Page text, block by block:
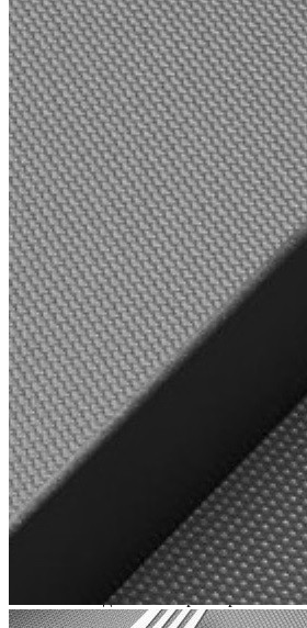
Комплектация
В комплект входит:
Противоскользящий коврик
500 мм — 1 шт.
Преимущества
• Высокое качество материала
превосходные противоскользящие
• Текстурированная поверхность
предметы и предотвращает их
• Защищает поверхность ящиков и
других мелких повреждений.
• Снижает уровень шума при
выдвижных ящиков.
• Гибкий и прочный материал легко
необходимые размеры и удобен в
• Современный внешний вид и
исполнения делают коврик
любым системам хранения.